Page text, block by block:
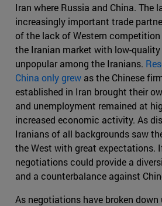
Iran where Russia and China. The
increasingly important trade
of the lack of Western
the Iranian market with low-
unpopular among the Iranians.
China only grew as the Chinese
established in Iran brought their
and unemployment remained at
increased economic activity. As
Iranians of all backgrounds saw
the West with great expectations.
negotiations could provide a
and a counterbalance against
As negotiations have broken down